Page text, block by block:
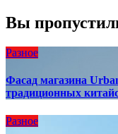
Вы
Разное
Фасад магазина
традиционных
Разное